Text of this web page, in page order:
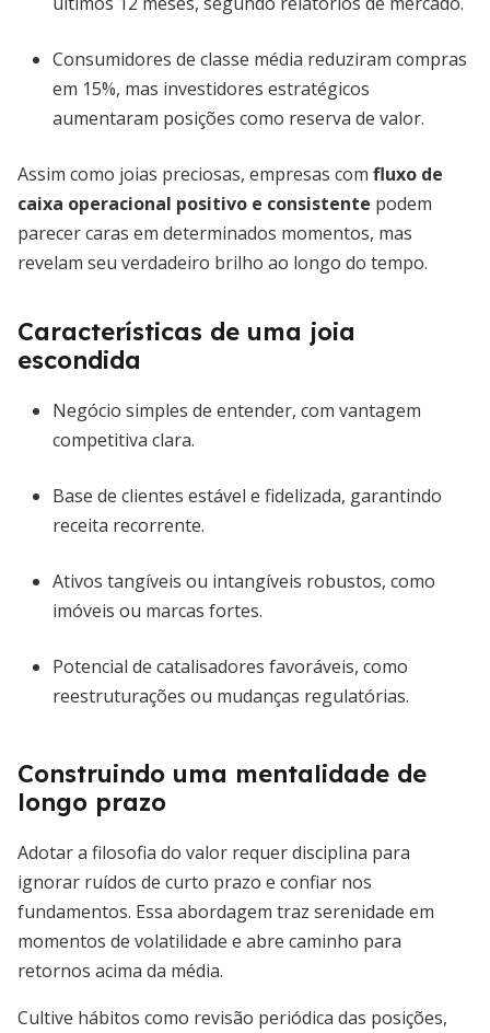
Consumidores de classe média reduziram compras
em 15%, mas investidores estratégicos
aumentaram posições como reserva de valor.
Assim como joias preciosas, empresas com fluxo de
caixa operacional positivo e consistente podem
parecer caras em determinados momentos, mas
revelam seu verdadeiro brilho ao longo do tempo.
Características de uma joia
escondida
Negócio simples de entender, com vantagem
competitiva clara.
Base de clientes estável e fidelizada, garantindo
receita recorrente.
Ativos tangíveis ou intangíveis robustos, como
imóveis ou marcas fortes.
Potencial de catalisadores favoráveis, como
reestruturações ou mudanças regulatórias.
Construindo uma mentalidade de
longo prazo
Adotar a filosofia do valor requer disciplina para
ignorar ruídos de curto prazo e confiar nos
fundamentos. Essa abordagem traz serenidade em
momentos de volatilidade e abre caminho para
retornos acima da média.
Cultive hábitos como revisão periódica das posições,